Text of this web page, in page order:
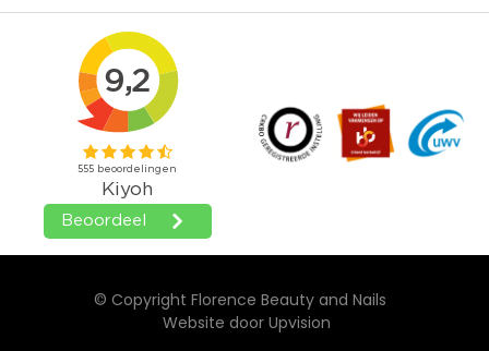
© Copyright Florence Beauty and Nails
Website door Upvision